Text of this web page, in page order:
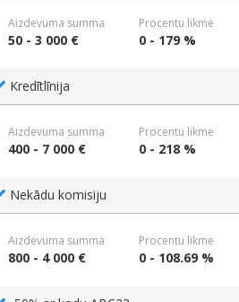
Aizdevuma summa
50 - 3 000 €
Procentu likme
0 - 179 %
Kredītlīnija
Aizdevuma summa
400 - 7 000 €
Procentu likme
0 - 218 %
Nekādu komisiju
Aizdevuma summa
800 - 4 000 €
Procentu likme
0 - 108.69 %